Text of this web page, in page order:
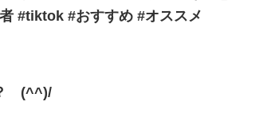
#tiktok #おすすめ #オススメ
(^^)/